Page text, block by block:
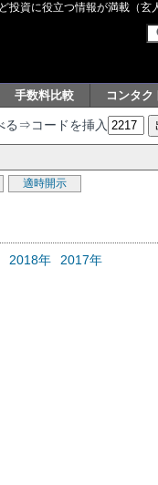
資に役立つ情報が満載（玄
手数料比較 コンタク
る⇒コードを挿入
適時開示
2018年 2017年